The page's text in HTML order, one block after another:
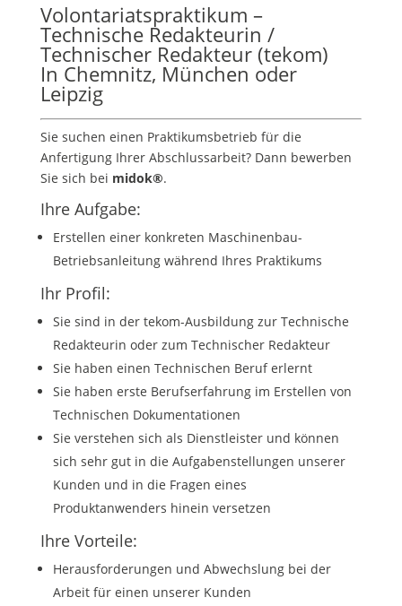
Volontariatspraktikum –
Technische Redakteurin /
Technischer Redakteur (tekom)
In Chemnitz, München oder
Leipzig
Sie suchen einen Praktikumsbetrieb für die
Anfertigung Ihrer Abschlussarbeit? Dann bewerben
Sie sich bei midok®.
Ihre Aufgabe:
Erstellen einer konkreten Maschinenbau-
Betriebsanleitung während Ihres Praktikums
Ihr Profil:
Sie sind in der tekom-Ausbildung zur Technische
Redakteurin oder zum Technischer Redakteur
Sie haben einen Technischen Beruf erlernt
Sie haben erste Berufserfahrung im Erstellen von
Technischen Dokumentationen
Sie verstehen sich als Dienstleister und können
sich sehr gut in die Aufgabenstellungen unserer
Kunden und in die Fragen eines
Produktanwenders hinein versetzen
Ihre Vorteile:
Herausforderungen und Abwechslung bei der
Arbeit für einen unserer Kunden